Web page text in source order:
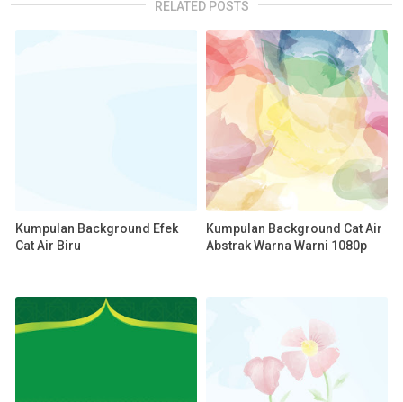
RELATED POSTS
Kumpulan Background Efek
Cat Air Biru
Kumpulan Background Cat Air
Abstrak Warna Warni 1080p